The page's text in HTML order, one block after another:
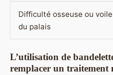
Difficulté osseuse ou voile
du palais
L’utilisation de
remplacer un traitement